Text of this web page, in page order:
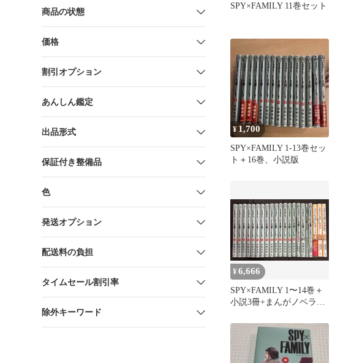
商品の状態
価格
割引オプション
あんしん鑑定
出品形式
保証付き整備品
色
発送オプション
配送料の負担
タイムセール割引率
除外キーワード
SPY×FAMILY 11巻セット
¥ 1,700
SPY×FAMILY 1-13巻セッ
ト＋16巻、小説版
¥6,666
SPY×FAMILY 1〜14巻＋
小説3冊+まんがノベライ